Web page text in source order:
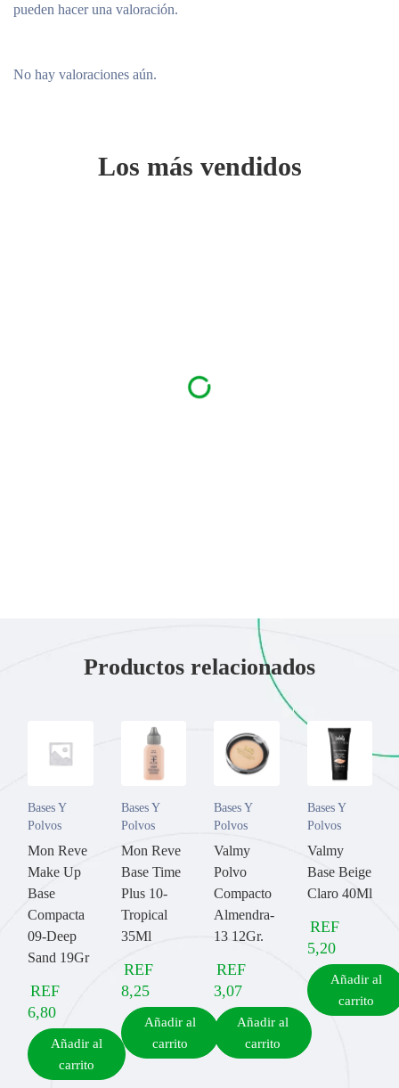
No hay valoraciones aún.
pueden hacer una valoración.
Los más vendidos
Productos relacionados
Bases Y
Polvos
Mon Reve
Make Up
Base
Compacta
09-Deep
Sand 19Gr
REF
6,80
Añadir al
carrito
Bases Y
Polvos
Mon Reve
Base Time
Plus 10-
Tropical
35Ml
REF
8,25
Añadir al
carrito
Bases Y
Polvos
Valmy
Polvo
Compacto
Almendra-
13 12Gr.
REF
3,07
Añadir al
carrito
Bases Y
Polvos
Valmy
Base Beige
Claro 40Ml
REF
5,20
Añadir al
carrito